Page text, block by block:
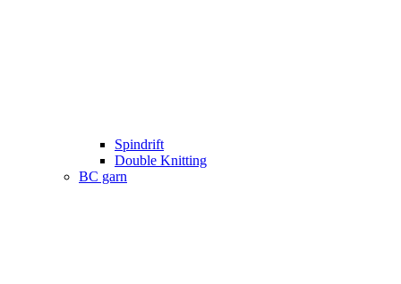
Spindrift
Double Knitting
BC garn